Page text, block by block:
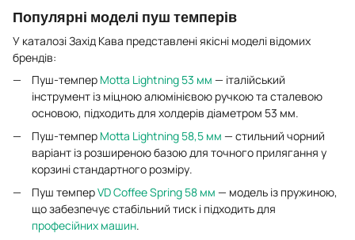
Популярні моделі пуш темперів
У каталозі Захід Кава представлені якісні моделі відомих
брендів:
Пуш-темпер Motta Lightning 53 мм — італійський
інструмент із міцною алюмінієвою ручкою та сталевою
основою, підходить для холдерів діаметром 53 мм.
Пуш-темпер Motta Lightning 58,5 мм — стильний чорний
варіант із розширеною базою для точного прилягання у
корзині стандартного розміру.
Пуш темперVD Coffee Spring 58 мм — модель із пружиною,
що забезпечує стабільний тиск і підходить для
професійних машин.